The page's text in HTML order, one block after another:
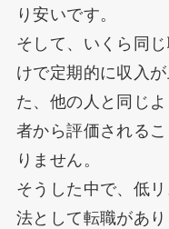
り安いです。
そして、いくら同
けで定期的に収入
た、他の人と同じ
者から評価される
りません。
そうした中で、低
法として転職があ